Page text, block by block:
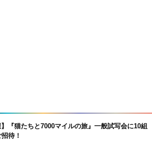
】『猫たちと7000マイルの旅』一般試写会に10組
待！